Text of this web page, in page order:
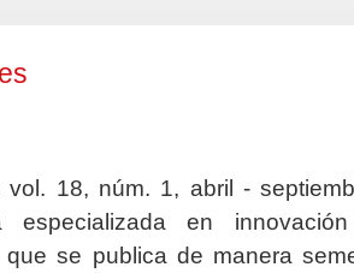
vol. 18, núm. 1, abril -
especializada en
que se publica de manera